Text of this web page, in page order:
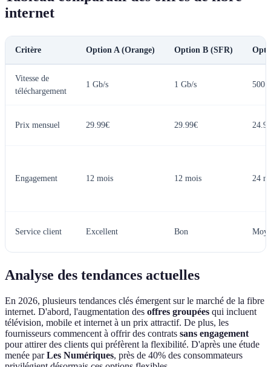
internet
Critère Option A (Orange) Option B (SFR)
Vitesse de
téléchargement
1 Gb/s 1 Gb/s 500
Prix mensuel 29.99€ 29.99€
Engagement 12 mois 12 mois 24
Service client Excellent Bon
Analyse des tendances actuelles
En 2026, plusieurs tendances clés émergent sur le marché de la fibre
internet. D'abord, l'augmentation des offres groupées qui incluent
télévision, mobile et internet à un prix attractif. De plus, les
fournisseurs commencent à offrir des contrats sans engagement
pour attirer des clients qui préfèrent la flexibilité. D'après une étude
menée parLes Numériques, près de 40% des consommateurs